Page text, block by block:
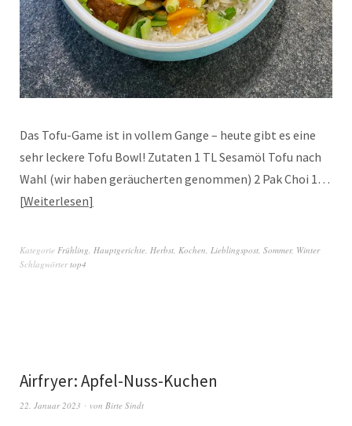
Das Tofu-Game ist in vollem Gange – heute gibt es eine
sehr leckere Tofu Bowl! Zutaten 1 TL Sesamöl Tofu nach
Wahl (wir haben geräucherten genommen) 2 Pak Choi 1…
Weiterlesen
Kategorie Frühling, Hauptgerichte, Herbst, Kochen, Lieblingspost, Sommer, Winter
Schlagwörtertop4
Airfryer: Apfel-Nuss-Kuchen
22. Januar 2023 von Birte Sindt